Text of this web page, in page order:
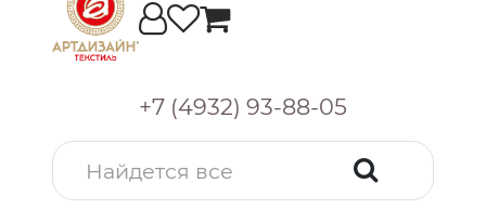
+7 (4932) 93-88-05